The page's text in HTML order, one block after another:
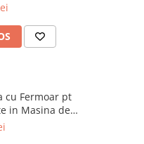
cu Fermoar pt
in Masina de
cm